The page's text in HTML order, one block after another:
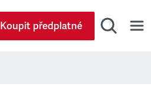
Koupit předplatné